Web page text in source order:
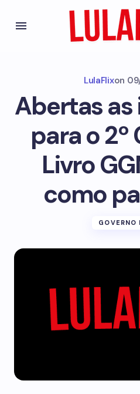
LulaFlixon
Abertas
para o 2º
Livro
como
GOVERNO